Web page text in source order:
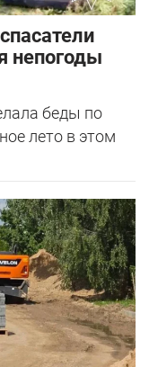
непогоды
беды по
лето в этом